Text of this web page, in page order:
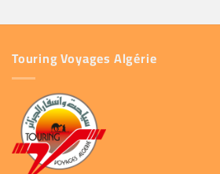
Touring Voyages Algérie